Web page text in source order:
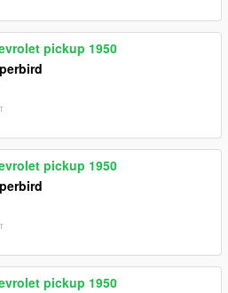
pickup 1950
pickup 1950
pickup 1950